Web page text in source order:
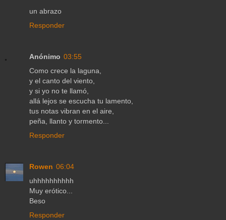
un abrazo
Responder
Anónimo 03:55
Como crece la laguna,
y el canto del viento,
y si yo no te llamó,
allá lejos se escucha tu lamento,
tus notas vibran en el aire,
peña, llanto y tormento...
Responder
Rowen 06:04
uhhhhhhhhhh
Muy erótico...
Beso
Responder